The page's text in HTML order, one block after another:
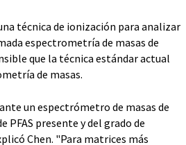
técnica de ionización para analizar
espectrometría de masas de
que la técnica estándar actual
de masas.
un espectrómetro de masas de
PFAS presente y del grado de
Chen. "Para matrices más